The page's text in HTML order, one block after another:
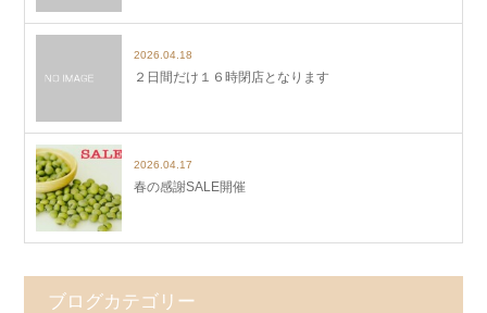
2026.04.18
２日間だけ１６時閉店となります
2026.04.17
春の感謝SALE開催
ブログカテゴリー